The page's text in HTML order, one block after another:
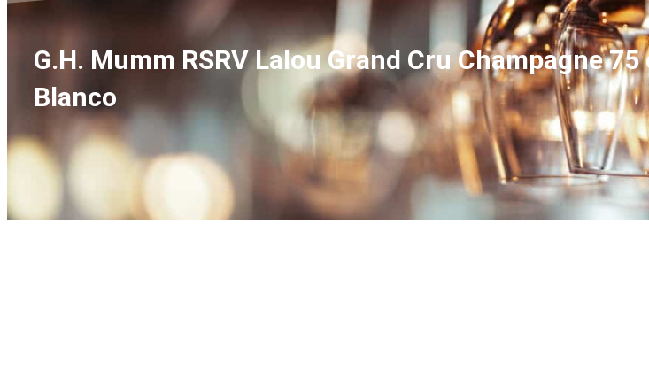
G.H. Mumm RSRV Lalou Grand Cru Champagne
Blanco